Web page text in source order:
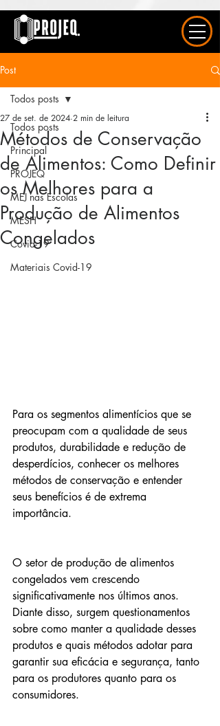
Post
Todos posts
Principal
PROJEQ
MEJ nas Escolas
MESH
Covid-19
Materiais Covid-19
Todos posts
Métodos de Conservação
de Alimentos: Como Definir
os Melhores para a
Produção de Alimentos
Congelados
27 de set. de 2024 2 min de leitura
Para os segmentos alimentícios que se
preocupam com a qualidade de seus
produtos, durabilidade e redução de
desperdícios, conhecer os melhores
métodos de conservação e entender
seus benefícios é de extrema
importância.
O setor de produção de alimentos
congelados vem crescendo
significativamente nos últimos anos.
Diante disso, surgem questionamentos
sobre como manter a qualidade desses
produtos e quais métodos adotar para
garantir sua eficácia e segurança, tanto
para os produtores quanto para os
consumidores.